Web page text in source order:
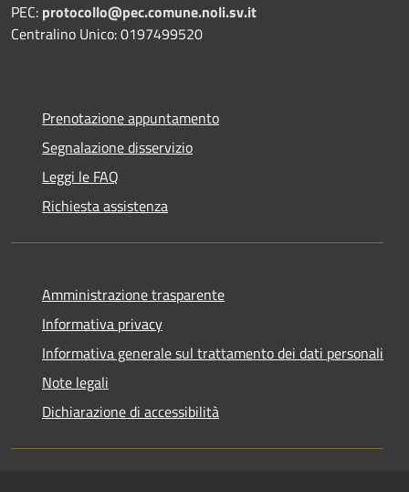
PEC: protocollo@pec.comune.noli.sv.it
Centralino Unico: 0197499520
Prenotazione appuntamento
Segnalazione disservizio
Leggi le FAQ
Richiesta assistenza
Amministrazione trasparente
Informativa privacy
Informativa generale sul trattamento dei dati personali
Note legali
Dichiarazione di accessibilità